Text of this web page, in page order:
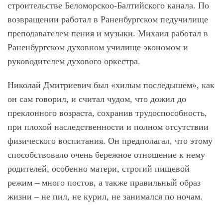
строительстве Беломорскоо-Балтийского канала. По
возвращении работал в Раненбургском педучилище
преподавателем пения и музыки. Михаил работал в
Раненбургском духовном училище экономом и
руководителем духового оркестра.
Николай Дмитриевич был «хилым последышем», как
он сам говорил, и считал чудом, что дожил до
преклонного возраста, сохранив трудоспособность,
при плохой наследственности и полном отсутствии
физического воспитания. Он предполагал, что этому
способствовало очень бережное отношение к нему
родителей, особенно матери, строгий пищевой
режим – много постов, а также правильный образ
жизни – не пил, не курил, не занимался по ночам.